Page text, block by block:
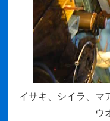
イサキ、シイラ、マ
ウ